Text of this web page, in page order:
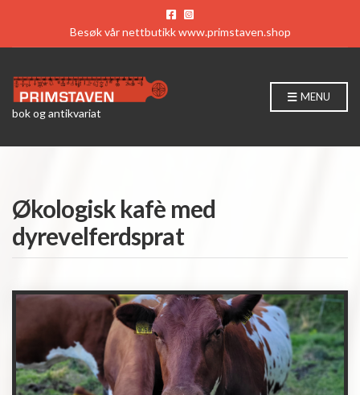
Besøk vår nettbutikkwww.primstaven.shop
bok og antikvariat
MENU
Økologisk kafè med
dyrevelferdsprat